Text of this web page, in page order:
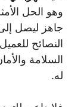
وهو الحل
جاهز ليصل
النصائح
السلامة
له.